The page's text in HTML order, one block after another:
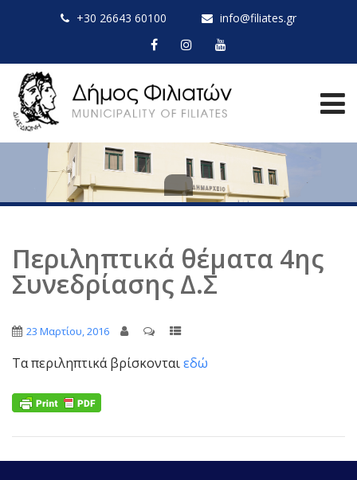
+30 26643 60100 info@filiates.gr
Περιληπτικά θέματα 4ης
Συνεδρίασης Δ.Σ
23 Μαρτίου, 2016
Τα περιληπτικά βρίσκονταιεδώ